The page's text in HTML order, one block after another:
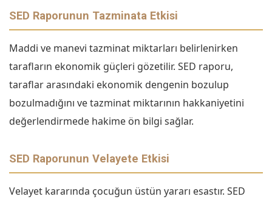
SED Raporunun Tazminata Etkisi
Maddi ve manevi tazminat miktarları belirlenirken
tarafların ekonomik güçleri gözetilir. SED raporu,
taraflar arasındaki ekonomik dengenin bozulup
bozulmadığını ve tazminat miktarının hakkaniyetini
değerlendirmede hakime ön bilgi sağlar.
SED Raporunun Velayete Etkisi
Velayet kararında çocuğun üstün yararı esastır. SED